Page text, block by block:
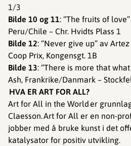
1/3
Bilde 10 og 11: “The fruits of
Peru/Chile – Chr. Hvidts Plass 1
Bilde 12: “Never give up” av
Coop Prix, Kongensgt. 1B
Bilde 13: “There is more that
Ash, Frankrike/Danmark –
HVA ER ART FOR ALL?
Art for All in the World er
Claesson. Art for All er en non-
jobber med å bruke kunst i det
katalysator for positiv utvikling.